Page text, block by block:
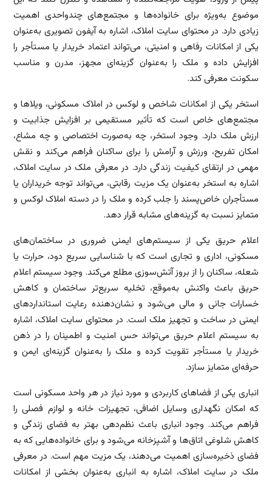
موضوع به‌ویژه برای خانواده‌ها و مجتمع‌های چندواحدی اهمیت
زیادی دارد. در محتوای سایت املاک، اشاره به آیفون تصویری به‌عنوان
یکی از امکانات رفاهی و امنیتی، می‌تواند اعتماد خریدار یا مستأجر را
افزایش داده و ملک را به‌عنوان گزینه‌ای مجهز، مدرن و مناسب
سکونت معرفی کند.
استخر یکی از امکانات شاخص و لوکس در املاک مسکونی، ویلاها و
مجتمع‌های خاص است که تأثیر مستقیمی بر افزایش جذابیت و
ارزش ملک دارد. وجود استخر، چه به‌صورت اختصاصی و چه مشاع،
امکان تفریح، ورزش و آرامش را برای ساکنان فراهم می‌کند و نقش
مهمی در ارتقای کیفیت زندگی دارد. در معرفی ملک در سایت املاک،
اشاره به استخر به‌عنوان یک مزیت رقابتی، می‌تواند توجه خریداران یا
مستأجران خاص‌پسند را جلب کرده و ملک را در دسته املاک لوکس و
متمایز نسبت به گزینه‌های مشابه قرار دهد.
اعلام حریق یکی از سیستم‌های ایمنی ضروری در ساختمان‌های
مسکونی، اداری و تجاری است که با شناسایی سریع دود، حرارت یا
شعله، ساکنان را از بروز آتش‌سوزی مطلع می‌کند. وجود سیستم اعلام
حریق باعث واکنش به‌موقع، تخلیه سریع‌تر ساختمان و کاهش
خسارات جانی و مالی می‌شود و نشان‌دهنده رعایت استانداردهای
ایمنی در ساخت و تجهیز ملک است. در محتوای سایت املاک، اشاره
به سیستم اعلام حریق می‌تواند حس امنیت و اطمینان را در ذهن
خریدار یا مستأجر تقویت کرده و ملک را به‌عنوان گزینه‌ای ایمن و
حرفه‌ای متمایز سازد.
انباری یکی از فضاهای کاربردی و مورد نیاز در هر واحد مسکونی است
که امکان نگهداری وسایل اضافی، تجهیزات خانه و لوازم فصلی را
فراهم می‌کند. وجود انباری باعث نظم‌دهی بهتر به فضای زندگی و
کاهش شلوغی اتاق‌ها و آشپزخانه می‌شود و برای خانواده‌هایی که به
فضای ذخیره‌سازی اهمیت می‌دهند، یک مزیت مهم است. در معرفی
ملک در سایت املاک، اشاره به انباری به‌عنوان بخشی از امکانات